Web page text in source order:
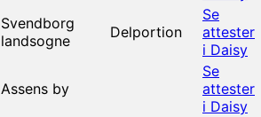
Svendborg
landsogne
Delportion
Se
attester
i Daisy
Assens by
Se
attester
i Daisy